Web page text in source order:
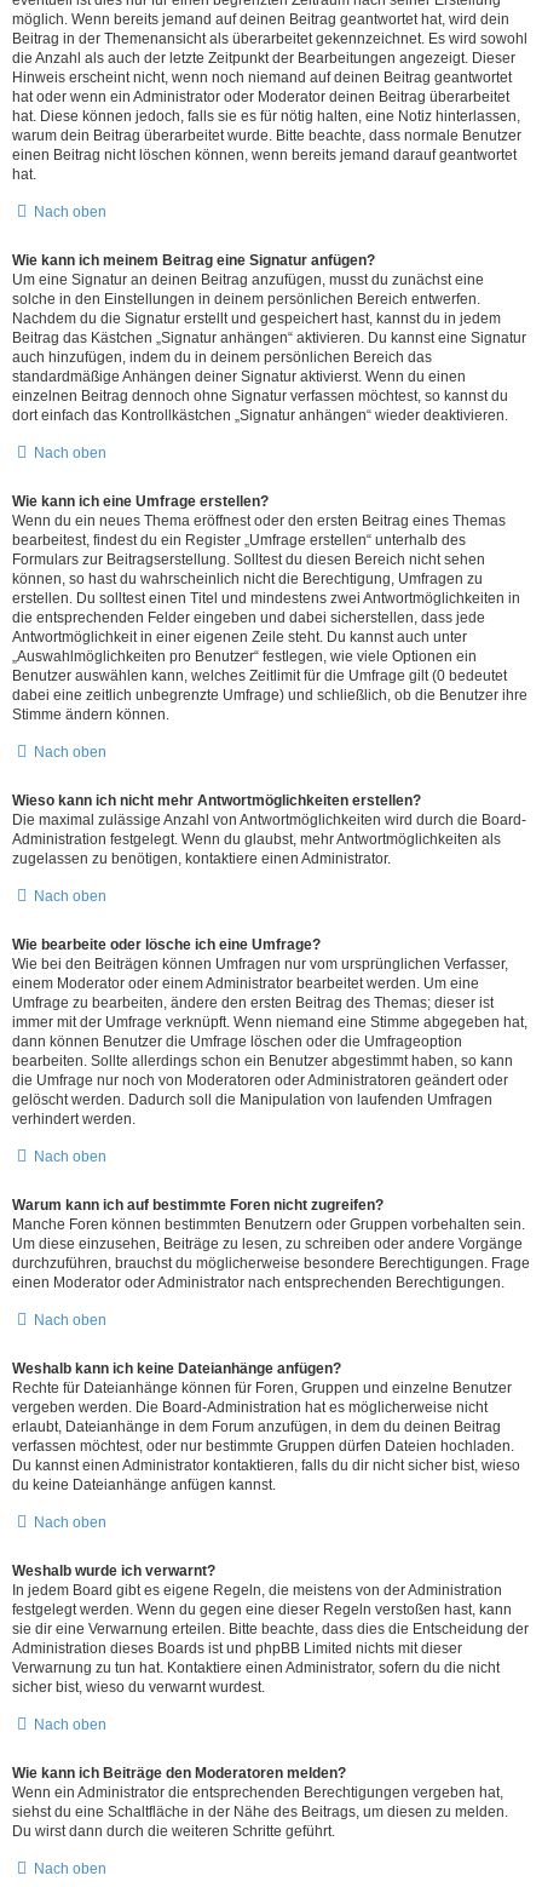
möglich. Wenn bereits jemand auf deinen Beitrag geantwortet hat, wird dein
Beitrag in der Themenansicht als überarbeitet gekennzeichnet. Es wird sowohl
die Anzahl als auch der letzte Zeitpunkt der Bearbeitungen angezeigt. Dieser
Hinweis erscheint nicht, wenn noch niemand auf deinen Beitrag geantwortet
hat oder wenn ein Administrator oder Moderator deinen Beitrag überarbeitet
hat. Diese können jedoch, falls sie es für nötig halten, eine Notiz hinterlassen,
warum dein Beitrag überarbeitet wurde. Bitte beachte, dass normale Benutzer
einen Beitrag nicht löschen können, wenn bereits jemand darauf geantwortet
hat.
Nach oben
Wie kann ich meinem Beitrag eine Signatur anfügen?
Um eine Signatur an deinen Beitrag anzufügen, musst du zunächst eine
solche in den Einstellungen in deinem persönlichen Bereich entwerfen.
Nachdem du die Signatur erstellt und gespeichert hast, kannst du in jedem
Beitrag das Kästchen „Signatur anhängen“ aktivieren. Du kannst eine Signatur
auch hinzufügen, indem du in deinem persönlichen Bereich das
standardmäßige Anhängen deiner Signatur aktivierst. Wenn du einen
einzelnen Beitrag dennoch ohne Signatur verfassen möchtest, so kannst du
dort einfach das Kontrollkästchen „Signatur anhängen“ wieder deaktivieren.
Nach oben
Wie kann ich eine Umfrage erstellen?
Wenn du ein neues Thema eröffnest oder den ersten Beitrag eines Themas
bearbeitest, findest du ein Register „Umfrage erstellen“ unterhalb des
Formulars zur Beitragserstellung. Solltest du diesen Bereich nicht sehen
können, so hast du wahrscheinlich nicht die Berechtigung, Umfragen zu
erstellen. Du solltest einen Titel und mindestens zwei Antwortmöglichkeiten in
die entsprechenden Felder eingeben und dabei sicherstellen, dass jede
Antwortmöglichkeit in einer eigenen Zeile steht. Du kannst auch unter
„Auswahlmöglichkeiten pro Benutzer“ festlegen, wie viele Optionen ein
Benutzer auswählen kann, welches Zeitlimit für die Umfrage gilt (0 bedeutet
dabei eine zeitlich unbegrenzte Umfrage) und schließlich, ob die Benutzer ihre
Stimme ändern können.
Nach oben
Wieso kann ich nicht mehr Antwortmöglichkeiten erstellen?
Die maximal zulässige Anzahl von Antwortmöglichkeiten wird durch die Board-
Administration festgelegt. Wenn du glaubst, mehr Antwortmöglichkeiten als
zugelassen zu benötigen, kontaktiere einen Administrator.
Nach oben
Wie bearbeite oder lösche ich eine Umfrage?
Wie bei den Beiträgen können Umfragen nur vom ursprünglichen Verfasser,
einem Moderator oder einem Administrator bearbeitet werden. Um eine
Umfrage zu bearbeiten, ändere den ersten Beitrag des Themas; dieser ist
immer mit der Umfrage verknüpft. Wenn niemand eine Stimme abgegeben hat,
dann können Benutzer die Umfrage löschen oder die Umfrageoption
bearbeiten. Sollte allerdings schon ein Benutzer abgestimmt haben, so kann
die Umfrage nur noch von Moderatoren oder Administratoren geändert oder
gelöscht werden. Dadurch soll die Manipulation von laufenden Umfragen
verhindert werden.
Nach oben
Warum kann ich auf bestimmte Foren nicht zugreifen?
Manche Foren können bestimmten Benutzern oder Gruppen vorbehalten sein.
Um diese einzusehen, Beiträge zu lesen, zu schreiben oder andere Vorgänge
durchzuführen, brauchst du möglicherweise besondere Berechtigungen. Frage
einen Moderator oder Administrator nach entsprechenden Berechtigungen.
Nach oben
Weshalb kann ich keine Dateianhänge anfügen?
Rechte für Dateianhänge können für Foren, Gruppen und einzelne Benutzer
vergeben werden. Die Board-Administration hat es möglicherweise nicht
erlaubt, Dateianhänge in dem Forum anzufügen, in dem du deinen Beitrag
verfassen möchtest, oder nur bestimmte Gruppen dürfen Dateien hochladen.
Du kannst einen Administrator kontaktieren, falls du dir nicht sicher bist, wieso
du keine Dateianhänge anfügen kannst.
Nach oben
Weshalb wurde ich verwarnt?
In jedem Board gibt es eigene Regeln, die meistens von der Administration
festgelegt werden. Wenn du gegen eine dieser Regeln verstoßen hast, kann
sie dir eine Verwarnung erteilen. Bitte beachte, dass dies die Entscheidung der
Administration dieses Boards ist und phpBB Limited nichts mit dieser
Verwarnung zu tun hat. Kontaktiere einen Administrator, sofern du die nicht
sicher bist, wieso du verwarnt wurdest.
Nach oben
Wie kann ich Beiträge den Moderatoren melden?
Wenn ein Administrator die entsprechenden Berechtigungen vergeben hat,
siehst du eine Schaltfläche in der Nähe des Beitrags, um diesen zu melden.
Du wirst dann durch die weiteren Schritte geführt.
Nach oben